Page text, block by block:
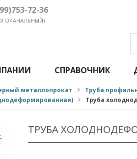
72-36
СПРАВОЧНИК
металлопрокат Труба
Труба
ТРУБА